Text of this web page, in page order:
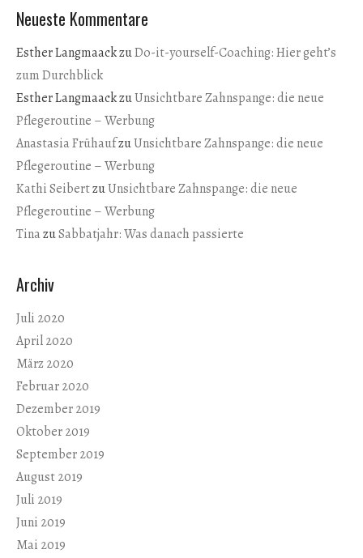
Neueste Kommentare
Esther LangmaackzuDo-it-yourself-Coaching: Hier geht’s
zum Durchblick
Esther LangmaackzuUnsichtbare Zahnspange: die neue
Pflegeroutine – Werbung
Anastasia FrühaufzuUnsichtbare Zahnspange: die neue
Pflegeroutine – Werbung
Kathi SeibertzuUnsichtbare Zahnspange: die neue
Pflegeroutine – Werbung
TinazuSabbatjahr: Was danach passierte
Archiv
Juli 2020
April 2020
März 2020
Februar 2020
Dezember 2019
Oktober 2019
September 2019
August 2019
Juli 2019
Juni 2019
Mai 2019